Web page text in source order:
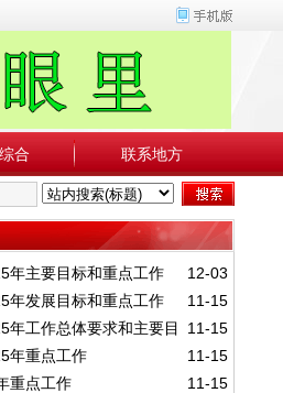
合 联系地方
12-03
年主要目标和重点工作
11-15
年发展目标和重点工作
11-15
年工作总体要求和主要目
11-15
年重点工作
11-15
重点工作